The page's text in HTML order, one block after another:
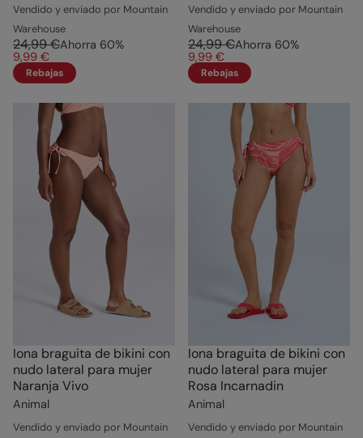
Vendido y enviado por Mountain
Warehouse
24,99 €Ahorra 60%
9,99 €
Rebajas
Vendido y enviado por Mountain
Warehouse
24,99 €Ahorra 60%
9,99 €
Rebajas
Iona braguita de bikini con
nudo lateral para mujer
Naranja Vivo
Animal
Vendido y enviado por Mountain
Iona braguita de bikini con
nudo lateral para mujer
Rosa Incarnadin
Animal
Vendido y enviado por Mountain